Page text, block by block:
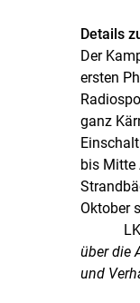
Details
Der
ersten
ganz
bis Mitte
Oktober
LK-
über die
und